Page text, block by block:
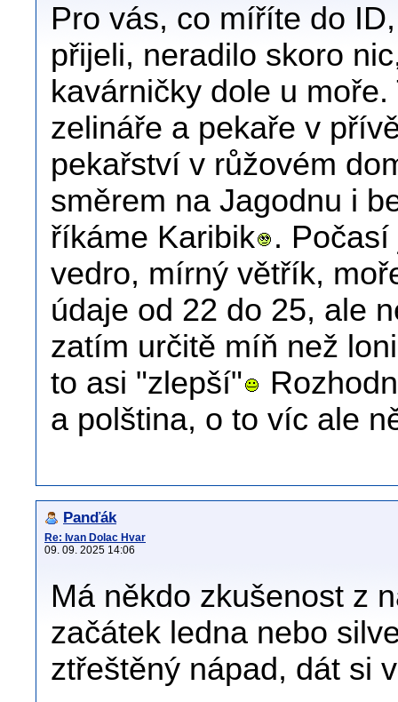
Pro vás, co míříte do
přijeli, neradilo skoro
kavárničky dole u
zelináře a pekaře v
pekařství v růžovém
směrem na Jagodnu i
říkáme Karibik .
vedro, mírný větřík,
údaje od 22 do 25, ale
zatím určitě míň než
to asi "zlepší"
a polština, o to víc ale
Panďák
Re: Ivan Dolac Hvar
09. 09. 2025 14:06
Má někdo zkušenost z
začátek ledna nebo
ztřeštěný nápad, dát si